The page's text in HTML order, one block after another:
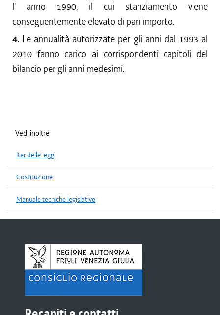
l' anno 1990, il cui stanziamento viene
conseguentemente elevato di pari importo.
4. Le annualità autorizzate per gli anni dal 1993 al
2010 fanno carico ai corrispondenti capitoli del
bilancio per gli anni medesimi.
Vedi inoltre
Iter delle leggi
Costituzione
Manuale tecniche legislative